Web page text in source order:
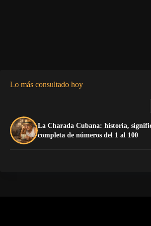
Lo más consultado hoy
La Charada Cubana: historia,
completa de números del 1 al 100